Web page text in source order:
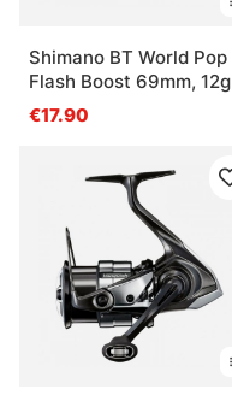
Shimano BT World Pop
Flash Boost 69mm, 12g
€17.90